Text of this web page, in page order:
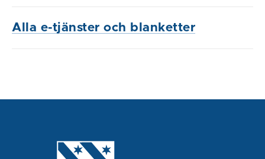
Alla e-tjänster och blanketter